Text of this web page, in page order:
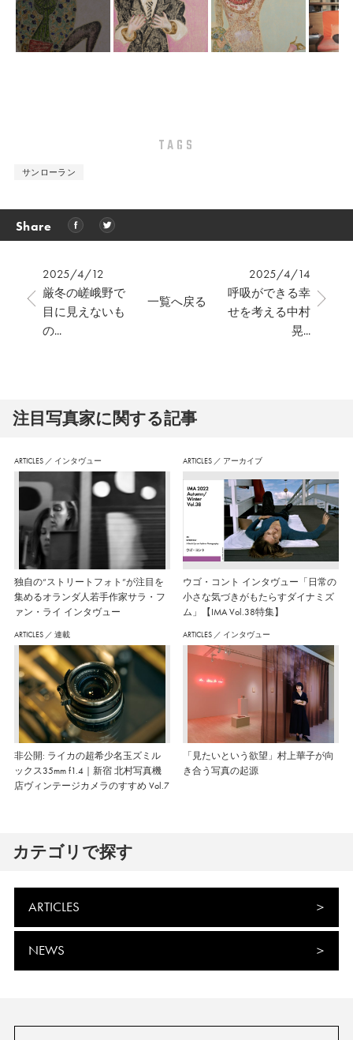
TAGS
サンローラン
Share
2025/4/12
厳冬の嵯峨野で
目に見えないも
の...
2025/4/14
呼吸ができる幸
せを考える中村
晃...
一覧へ戻る
注⽬写真家に関する記事
ARTICLES ／ インタヴュー
独自の“ストリートフォト”が注目を
集めるオランダ人若手作家サラ・フ
ァン・ライ インタヴュー
ARTICLES ／ アーカイブ
ウゴ・コント インタヴュー「日常の
小さな気づきがもたらすダイナミズ
ム」【IMA Vol.38特集】
ARTICLES ／ 連載
非公開: ライカの超希少名玉ズミル
ックス35mm f1.4｜新宿 北村写真機
店ヴィンテージカメラのすすめ Vol.7
ARTICLES ／ インタヴュー
「見たいという欲望」村上華子が向
き合う写真の起源
カテゴリで探す
ARTICLES
NEWS